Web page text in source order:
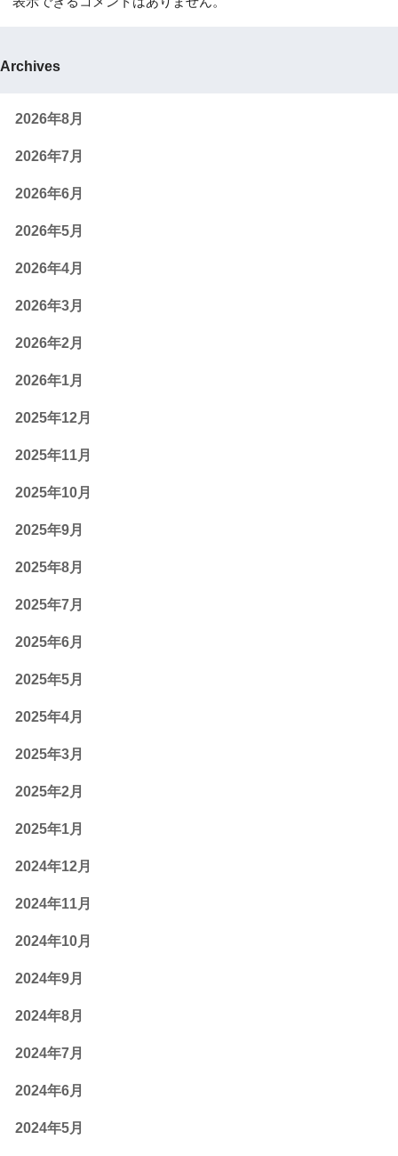
Archives
2026年8月
2026年7月
2026年6月
2026年5月
2026年4月
2026年3月
2026年2月
2026年1月
2025年12月
2025年11月
2025年10月
2025年9月
2025年8月
2025年7月
2025年6月
2025年5月
2025年4月
2025年3月
2025年2月
2025年1月
2024年12月
2024年11月
2024年10月
2024年9月
2024年8月
2024年7月
2024年6月
2024年5月